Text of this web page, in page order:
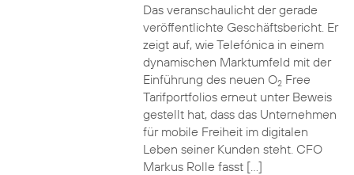
Das veranschaulicht der gerade
veröffentlichte Geschäftsbericht. Er
zeigt auf, wie Telefónica in einem
dynamischen Marktumfeld mit der
Einführung des neuen O2Free
Tarifportfolios erneut unter Beweis
gestellt hat, dass das Unternehmen
für mobile Freiheit im digitalen
Leben seiner Kunden steht. CFO
Markus Rolle fasst […]